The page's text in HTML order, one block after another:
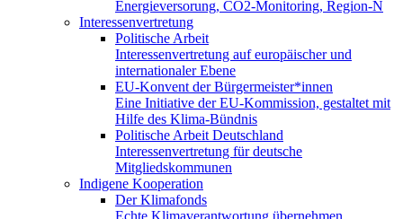
Energieversorung, CO2-Monitoring, Region-N
Interessenvertretung
Politische Arbeit
Interessenvertretung auf europäischer und
internationaler Ebene
EU-Konvent der Bürgermeister*innen
Eine Initiative der EU-Kommission, gestaltet mit
Hilfe des Klima-Bündnis
Politische Arbeit Deutschland
Interessenvertretung für deutsche
Mitgliedskommunen
Indigene Kooperation
Der Klimafonds
Echte Klimaverantwortung übernehmen